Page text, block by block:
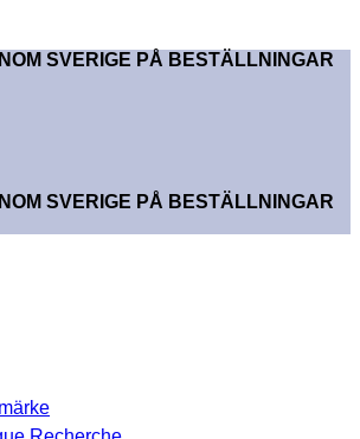
SVERIGE PÅ BESTÄLLNINGAR
SVERIGE PÅ BESTÄLLNINGAR